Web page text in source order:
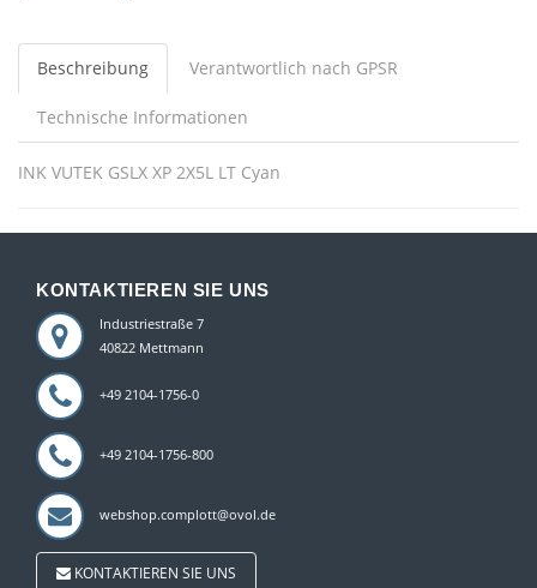
Beschreibung Verantwortlich nach GPSR
Technische Informationen
INK VUTEK GSLX XP 2X5L LT Cyan
KONTAKTIEREN SIE UNS
Industriestraße 7
40822 Mettmann
+49 2104-1756-0
+49 2104-1756-800
webshop.complott@ovol.de
KONTAKTIEREN SIE UNS